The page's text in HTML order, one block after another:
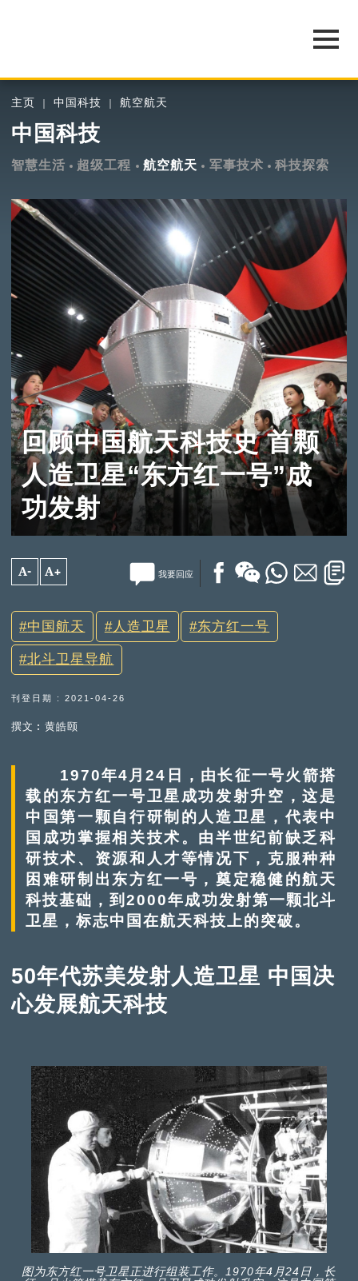
主页 中国科技 航空航天
中国科技
智慧生活 超级工程 航空航天 军事技术 科技探索
回顾中国航天科技史 首颗
人造卫星“东方红一号”成
功发射
A- A+ 我要回应
中国航天 人造卫星 东方红一号
北斗卫星导航
刊登日期 : 2021-04-26
撰文︰黄皓颐
1970年4月24日，由长征一号火箭搭
载的东方红一号卫星成功发射升空，这是
中国第一颗自行研制的人造卫星，代表中
国成功掌握相关技术。由半世纪前缺乏科
研技术、资源和人才等情况下，克服种种
困难研制出东方红一号，奠定稳健的航天
科技基础，到2000年成功发射第一颗北斗
卫星，标志中国在航天科技上的突破。
50年代苏美发射人造卫星 中国决
心发展航天科技
图为东方红一号卫星正进行组装工作。1970年4月24日，长